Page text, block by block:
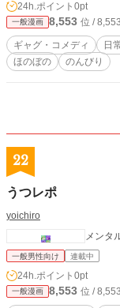
24h.ポイント 0pt
一般漫画 8,553 位 /
ギャグ・コメディ 日
ほのぼの
のんびり
22
うつレポ
yoichiro
メンタ
一般男性向け 連載中
24h.ポイント 0pt
一般漫画 8,553 位 /